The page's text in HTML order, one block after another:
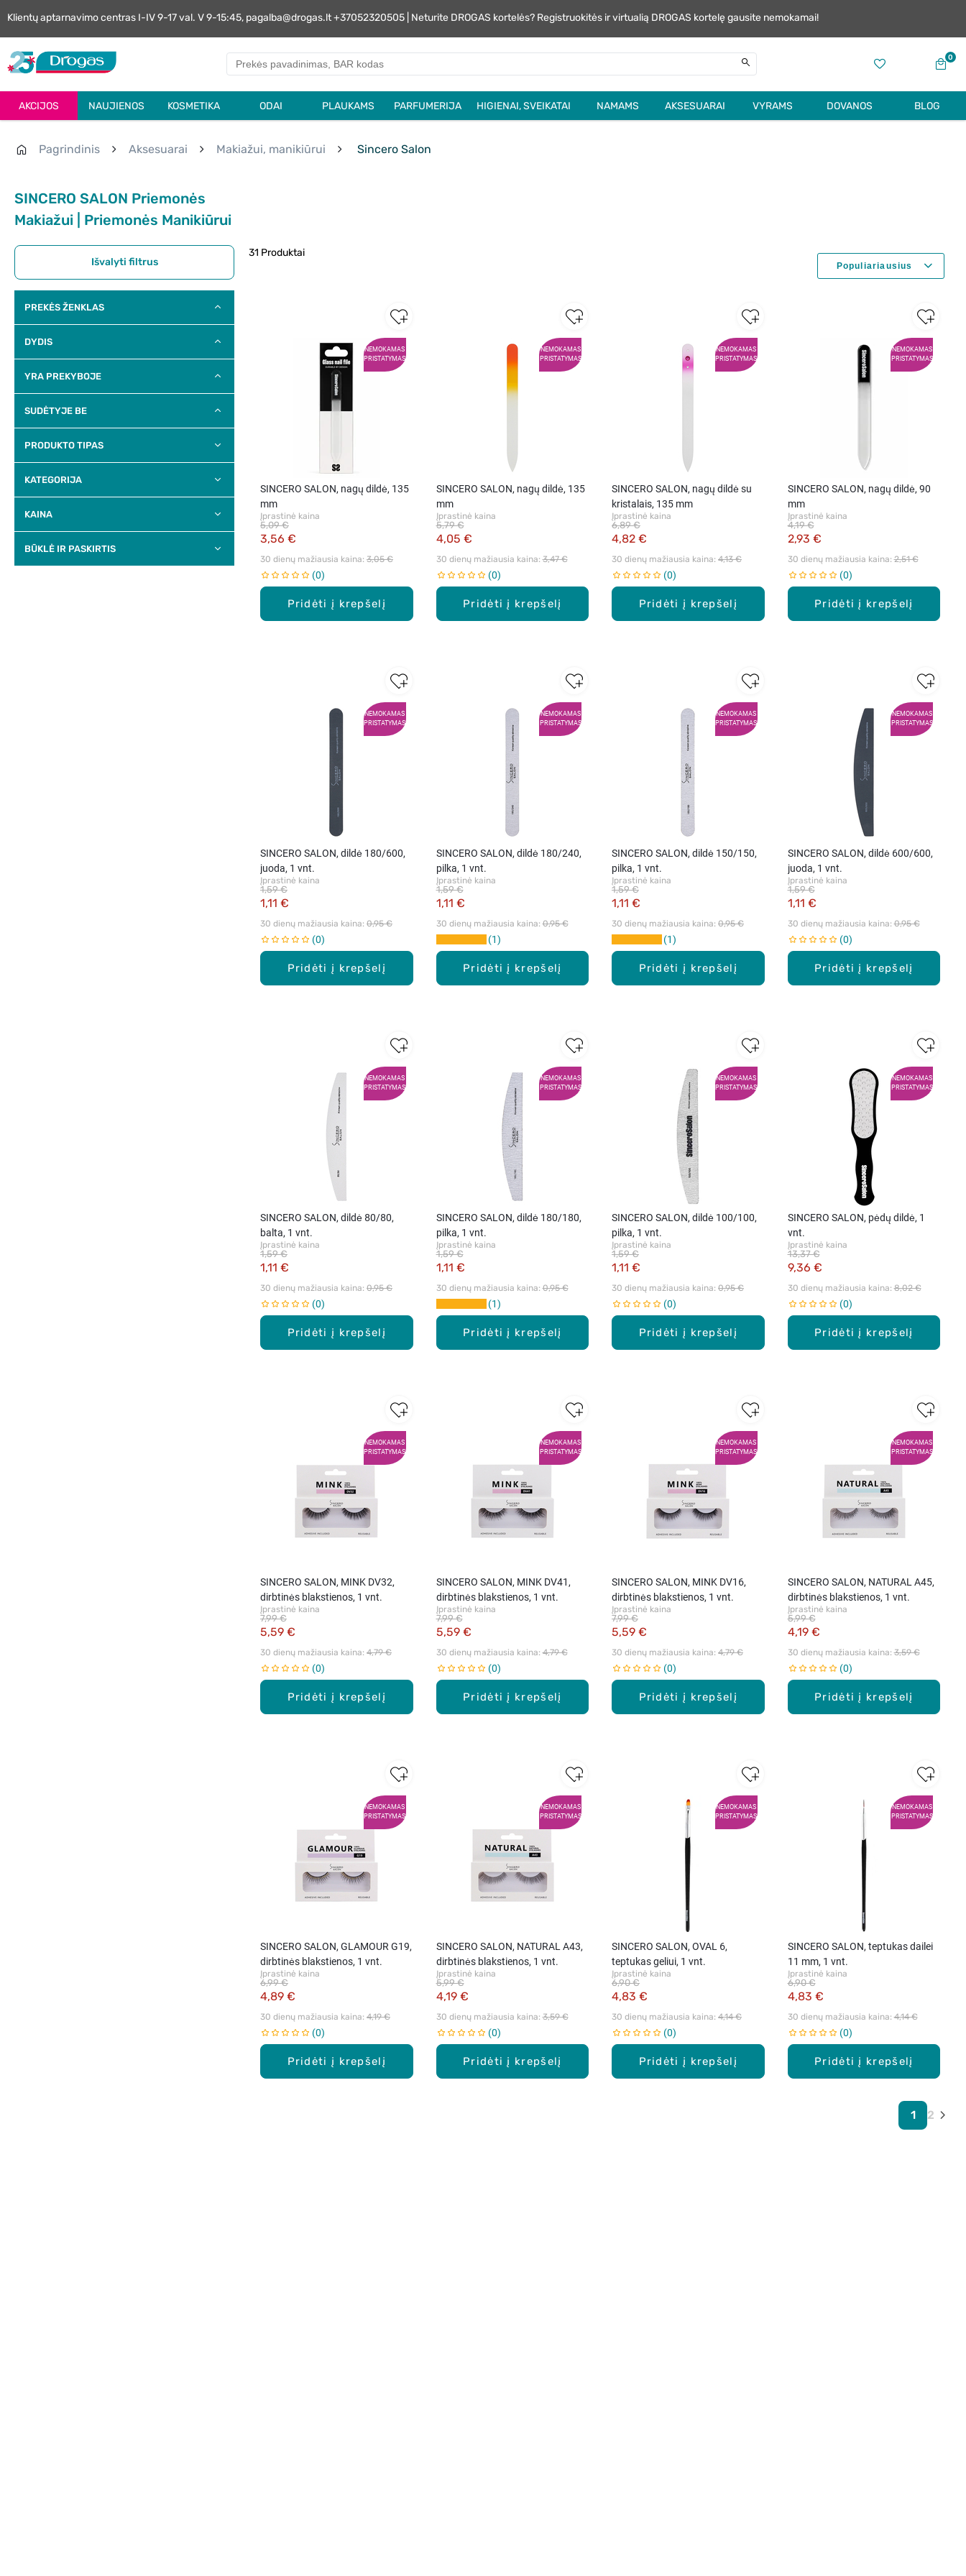
Klientų aptarnavimo centras I-IV 9-17 val. V 9-15:45, pagalba@drogas.lt +37052320505 | Neturite DROGAS kortelės? Registruokitės ir virtualią DROGAS kortelę gausite nemokamai!
0
AKCIJOS NAUJIENOS KOSMETIKA ODAI PLAUKAMS PARFUMERIJA HIGIENAI, SVEIKATAI NAMAMS AKSESUARAI VYRAMS DOVANOS BLOG
Pagrindinis Aksesuarai Makiažui, manikiūrui Sincero Salon
SINCERO SALON Priemonės
Makiažui | Priemonės Manikiūrui
Išvalyti filtrus
PREKĖS ŽENKLAS
DYDIS
YRA PREKYBOJE
SUDĖTYJE BE
PRODUKTO TIPAS
KATEGORIJA
KAINA
BŪKLĖ IR PASKIRTIS
31 Produktai
NEMOKAMAS
PRISTATYMAS
Pridėti į krepšelį
SINCERO SALON, nagų dildė, 135
mm
Įprastinė kaina
3,56 €
5,09 €
30 dienų mažiausia kaina: 3,05 €
0
NEMOKAMAS
PRISTATYMAS
Pridėti į krepšelį
SINCERO SALON, nagų dildė, 135
mm
Įprastinė kaina
4,05 €
5,79 €
30 dienų mažiausia kaina: 3,47 €
0
NEMOKAMAS
PRISTATYMAS
Pridėti į krepšelį
SINCERO SALON, nagų dildė su
kristalais, 135 mm
Įprastinė kaina
4,82 €
6,89 €
30 dienų mažiausia kaina: 4,13 €
0
NEMOKAMAS
PRISTATYMAS
Pridėti į krepšelį
SINCERO SALON, nagų dildė, 90
mm
Įprastinė kaina
2,93 €
4,19 €
30 dienų mažiausia kaina: 2,51 €
0
NEMOKAMAS
PRISTATYMAS
Pridėti į krepšelį
SINCERO SALON, dildė 180/600,
juoda, 1 vnt.
Įprastinė kaina
1,11 €
1,59 €
30 dienų mažiausia kaina: 0,95 €
0
NEMOKAMAS
PRISTATYMAS
Pridėti į krepšelį
SINCERO SALON, dildė 180/240,
pilka, 1 vnt.
Įprastinė kaina
1,11 €
1,59 €
30 dienų mažiausia kaina: 0,95 €
1
NEMOKAMAS
PRISTATYMAS
Pridėti į krepšelį
SINCERO SALON, dildė 150/150,
pilka, 1 vnt.
Įprastinė kaina
1,11 €
1,59 €
30 dienų mažiausia kaina: 0,95 €
1
NEMOKAMAS
PRISTATYMAS
Pridėti į krepšelį
SINCERO SALON, dildė 600/600,
juoda, 1 vnt.
Įprastinė kaina
1,11 €
1,59 €
30 dienų mažiausia kaina: 0,95 €
0
NEMOKAMAS
PRISTATYMAS
Pridėti į krepšelį
SINCERO SALON, dildė 80/80,
balta, 1 vnt.
Įprastinė kaina
1,11 €
1,59 €
30 dienų mažiausia kaina: 0,95 €
0
NEMOKAMAS
PRISTATYMAS
Pridėti į krepšelį
SINCERO SALON, dildė 180/180,
pilka, 1 vnt.
Įprastinė kaina
1,11 €
1,59 €
30 dienų mažiausia kaina: 0,95 €
1
NEMOKAMAS
PRISTATYMAS
Pridėti į krepšelį
SINCERO SALON, dildė 100/100,
pilka, 1 vnt.
Įprastinė kaina
1,11 €
1,59 €
30 dienų mažiausia kaina: 0,95 €
0
NEMOKAMAS
PRISTATYMAS
Pridėti į krepšelį
SINCERO SALON, pėdų dildė, 1
vnt.
Įprastinė kaina
9,36 €
13,37 €
30 dienų mažiausia kaina: 8,02 €
0
NEMOKAMAS
PRISTATYMAS
Pridėti į krepšelį
SINCERO SALON, MINK DV32,
dirbtinės blakstienos, 1 vnt.
Įprastinė kaina
5,59 €
7,99 €
30 dienų mažiausia kaina: 4,79 €
0
NEMOKAMAS
PRISTATYMAS
Pridėti į krepšelį
SINCERO SALON, MINK DV41,
dirbtinės blakstienos, 1 vnt.
Įprastinė kaina
5,59 €
7,99 €
30 dienų mažiausia kaina: 4,79 €
0
NEMOKAMAS
PRISTATYMAS
Pridėti į krepšelį
SINCERO SALON, MINK DV16,
dirbtinės blakstienos, 1 vnt.
Įprastinė kaina
5,59 €
7,99 €
30 dienų mažiausia kaina: 4,79 €
0
NEMOKAMAS
PRISTATYMAS
Pridėti į krepšelį
SINCERO SALON, NATURAL A45,
dirbtinės blakstienos, 1 vnt.
Įprastinė kaina
4,19 €
5,99 €
30 dienų mažiausia kaina: 3,59 €
0
NEMOKAMAS
PRISTATYMAS
Pridėti į krepšelį
SINCERO SALON, GLAMOUR G19,
dirbtinės blakstienos, 1 vnt.
Įprastinė kaina
4,89 €
6,99 €
30 dienų mažiausia kaina: 4,19 €
0
NEMOKAMAS
PRISTATYMAS
Pridėti į krepšelį
SINCERO SALON, NATURAL A43,
dirbtinės blakstienos, 1 vnt.
Įprastinė kaina
4,19 €
5,99 €
30 dienų mažiausia kaina: 3,59 €
0
NEMOKAMAS
PRISTATYMAS
Pridėti į krepšelį
SINCERO SALON, OVAL 6,
teptukas geliui, 1 vnt.
Įprastinė kaina
4,83 €
6,90 €
30 dienų mažiausia kaina: 4,14 €
0
NEMOKAMAS
PRISTATYMAS
Pridėti į krepšelį
SINCERO SALON, teptukas dailei
11 mm, 1 vnt.
Įprastinė kaina
4,83 €
6,90 €
30 dienų mažiausia kaina: 4,14 €
0
1 2